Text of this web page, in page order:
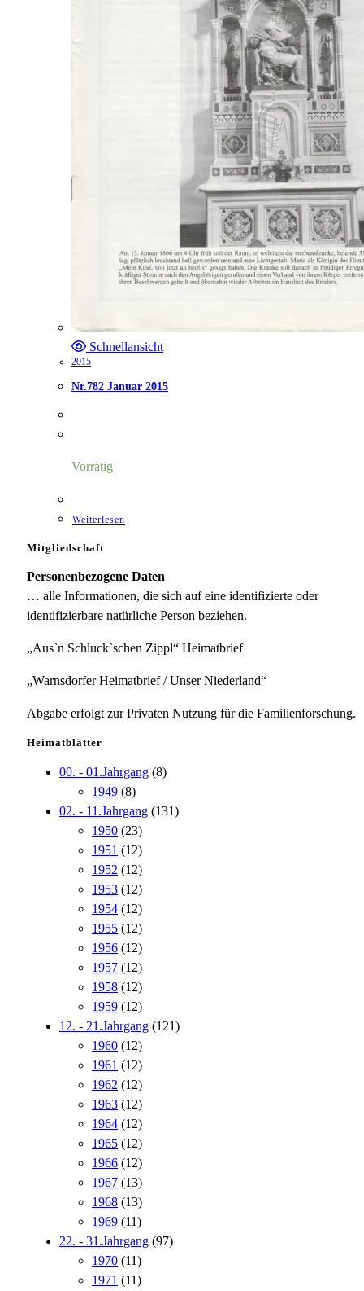
Schnellansicht
2015
Nr.782 Januar 2015
Vorrätig
Weiterlesen
Mitgliedschaft
Personenbezogene Daten
… alle Informationen, die sich auf eine identifizierte oder
identifizierbare natürliche Person beziehen.
„Aus`n Schluck`schen Zippl“ Heimatbrief
„Warnsdorfer Heimatbrief / Unser Niederland“
Abgabe erfolgt zur Privaten Nutzung für die Familienforschung.
Heimatblätter
00. - 01.Jahrgang (8)
1949 (8)
02. - 11.Jahrgang (131)
1950 (23)
1951 (12)
1952 (12)
1953 (12)
1954 (12)
1955 (12)
1956 (12)
1957 (12)
1958 (12)
1959 (12)
12. - 21.Jahrgang (121)
1960 (12)
1961 (12)
1962 (12)
1963 (12)
1964 (12)
1965 (12)
1966 (12)
1967 (13)
1968 (13)
1969 (11)
22. - 31.Jahrgang (97)
1970 (11)
1971 (11)